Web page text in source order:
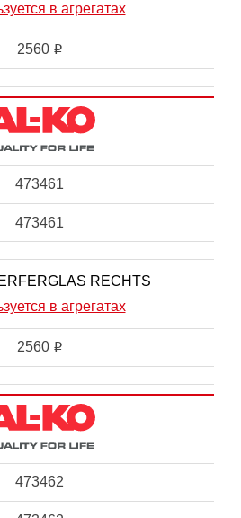
в агрегатах
2560 i
473461
473461
RECHTS
в агрегатах
2560 i
473462